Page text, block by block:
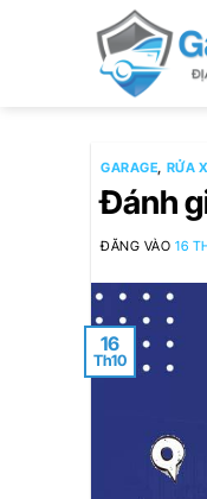
GARAGE, RỬA
Đánh
ĐĂNG VÀO16
16
Th10